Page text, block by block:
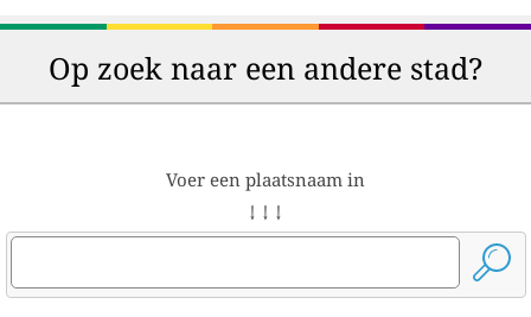
Op zoek naar een andere stad?
Voer een plaatsnaam in
↓ ↓ ↓